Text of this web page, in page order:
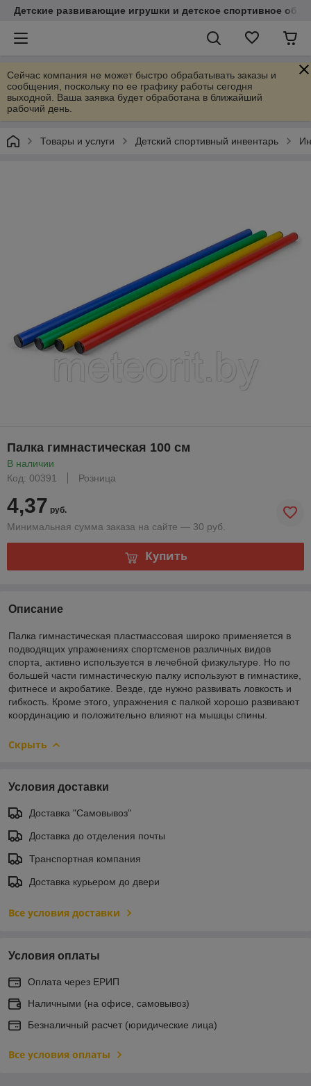
Детские развивающие игрушки и детское спортивное
Сейчас компания не может быстро обрабатывать заказы и
сообщения, поскольку по ее графику работы сегодня
выходной. Ваша заявка будет обработана в ближайший
рабочий день.
Товары и услуги Детский спортивный инвентарь
Палка гимнастическая 100 см
В наличии
Код: 00391
Розница
4,37 руб.
Минимальная сумма заказа на сайте — 30 руб.
Купить
Описание
Палка гимнастическая пластмассовая широко применяется в
подводящих упражнениях спортсменов различных видов
спорта, активно используется в лечебной физкультуре. Но по
большей части гимнастическую палку используют в гимнастике,
фитнесе и акробатике. Везде, где нужно развивать ловкость и
гибкость. Кроме этого, упражнения с палкой хорошо развивают
координацию и положительно влияют на мышцы спины.
Скрыть
Условия доставки
Доставка "Самовывоз"
Доставка до отделения почты
Транспортная компания
Доставка курьером до двери
Все условия доставки
Условия оплаты
Оплата через ЕРИП
Наличными (на офисе, самовывоз)
Безналичный расчет (юридические лица)
Все условия оплаты